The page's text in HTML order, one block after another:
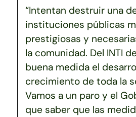
“Intentan destruir una
instituciones públicas
prestigiosas y
la comunidad. Del INTI
buena medida el
crecimiento de toda la
Vamos a un paro y el
que saber que las